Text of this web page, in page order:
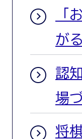
「
が
認
場
将